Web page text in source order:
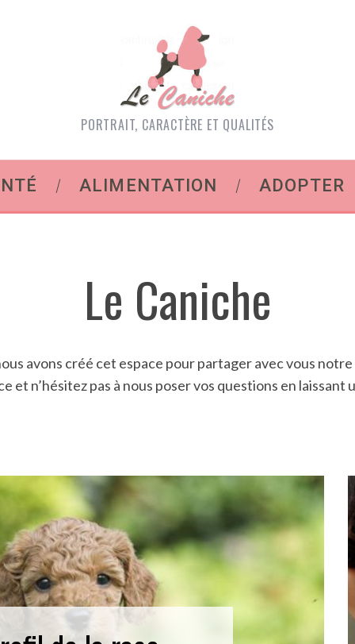
PORTRAIT, CARACTÈRE ET QUALITÉS
ALIMENTATION ADOPTER
Le Caniche
avons créé cet espace pour partager avec vous
et n’hésitez pas à nous poser vos questions en laissant